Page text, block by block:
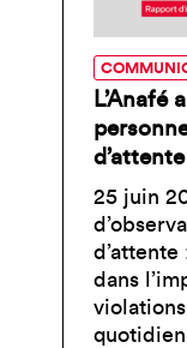
L’Anafé
d’attente
25 juin
dans